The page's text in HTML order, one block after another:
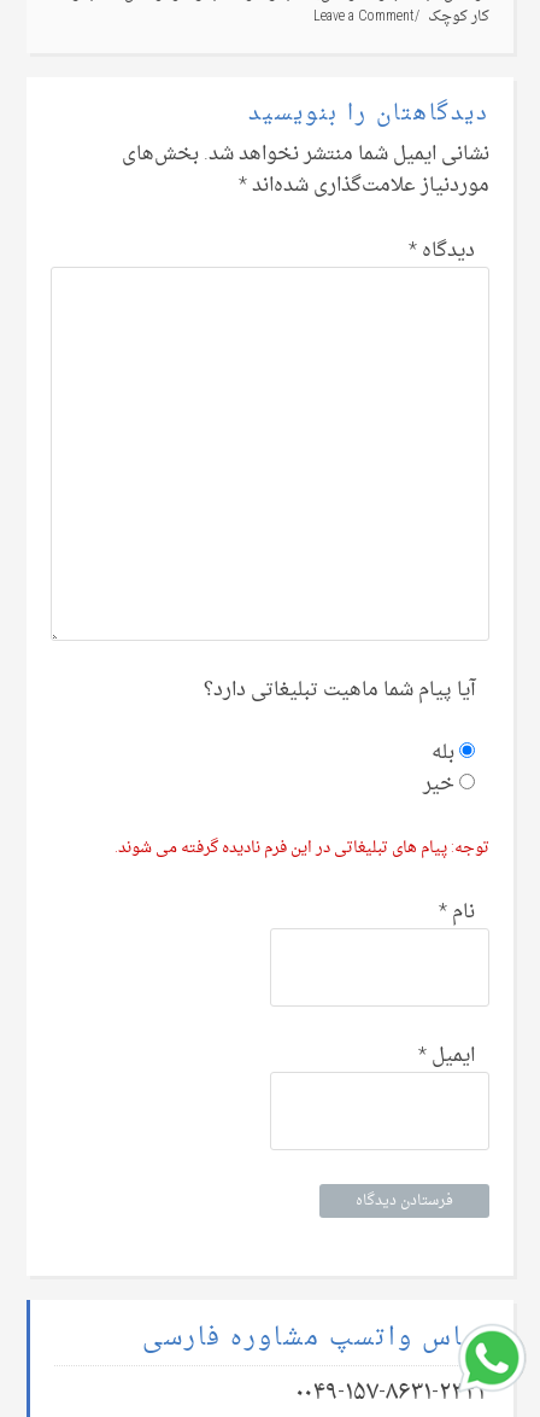
کار کوچک Leave a Comment
دیدگاهتان را بنویسید
نشانی ایمیل شما منتشر نخواهد شد.بخش‌های
موردنیاز علامت‌گذاری شده‌اند*
دیدگاه*
آیا پیام شما ماهیت تبلیغاتی دارد؟
بله
خیر
توجه: پیام های تبلیغاتی در این فرم نادیده گرفته می شوند.
نام*
ایمیل*
تماس واتسپ مشاوره فارسی
۰۰۴۹-۱۵۷-۸۶۳۱-۲۳۲۳